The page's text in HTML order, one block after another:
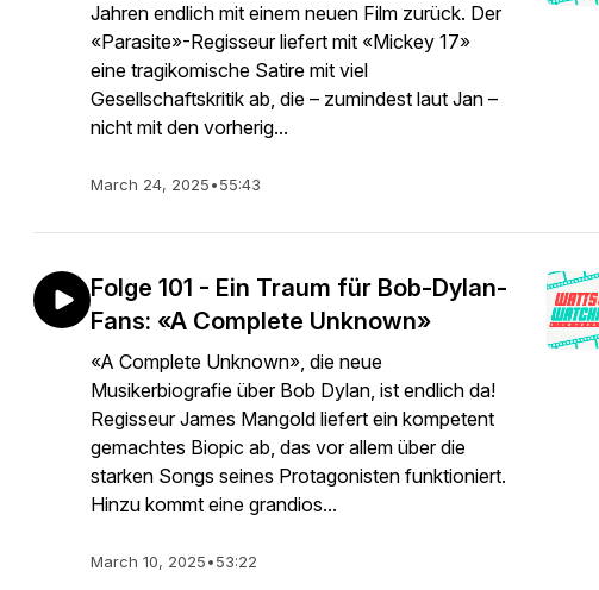
Jahren endlich mit einem neuen Film zurück. Der
«Parasite»-Regisseur liefert mit «Mickey 17»
eine tragikomische Satire mit viel
Gesellschaftskritik ab, die – zumindest laut Jan –
nicht mit den vorherig...
March 24, 2025•55:43
Folge 101 - Ein Traum für Bob-Dylan-
Fans: «A Complete Unknown»
«A Complete Unknown», die neue
Musikerbiografie über Bob Dylan, ist endlich da!
Regisseur James Mangold liefert ein kompetent
gemachtes Biopic ab, das vor allem über die
starken Songs seines Protagonisten funktioniert.
Hinzu kommt eine grandios...
March 10, 2025•53:22